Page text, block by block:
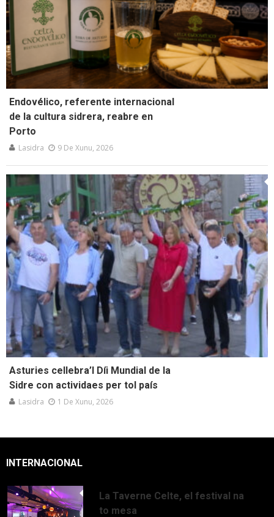
Endovélico, referente internacional
de la cultura sidrera, reabre en
Porto
Lasidra 9 De Xunu, 2026
Asturies cellebra’l Díi Mundial de la
Sidre con actividaes per tol país
Lasidra 1 De Xunu, 2026
INTERNACIONAL
La Taverne Celte, el festival na
to mesa